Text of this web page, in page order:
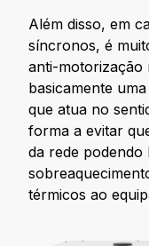
Além disso, em
síncronos, é
anti-motorização
basicamente
que atua no
forma a evitar
da rede
térmicos ao